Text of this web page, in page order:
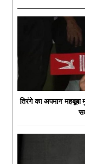
तिरंगे का अपमान महबूबा